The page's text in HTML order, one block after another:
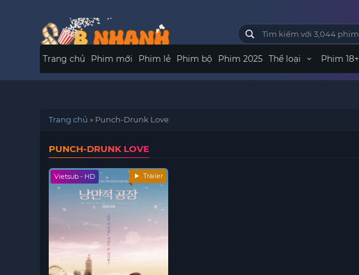
Trang chủ Phim mới Phim lẻ Phim bộ Phim 2025 Thể loại Phim 18+
Trang chủ » Punch-Drunk Love
PUNCH-DRUNK LOVE
Vietsub - HD Trailer